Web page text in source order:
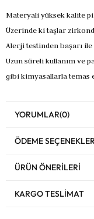
Materyali yüksek kalite
Üzerinde ki taşlar
Alerji testinden başarı
Uzun süreli kullanım ve
gibi kimyasallarla temas
YORUMLAR(0)
ÖDEME
ÜRÜN ÖNERILERI
KARGO TESLIMAT